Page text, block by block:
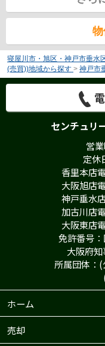
寝屋川市・旭区・神戸市垂水
(売買))地域から探す > 神戸市
センチュリ
営
定休
香里本店
大阪旭店
神戸垂水
加古川店
大阪東店
免許番号
大阪府
所属団体：
(公社)
ホーム
売却